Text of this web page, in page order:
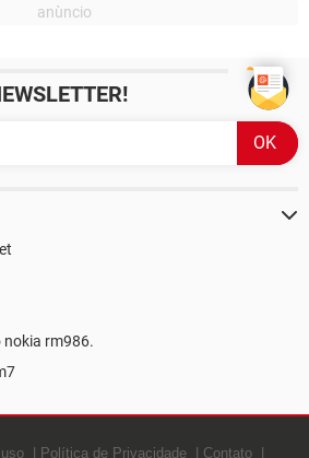
nokia rm986.
Política de Privacidade Contato